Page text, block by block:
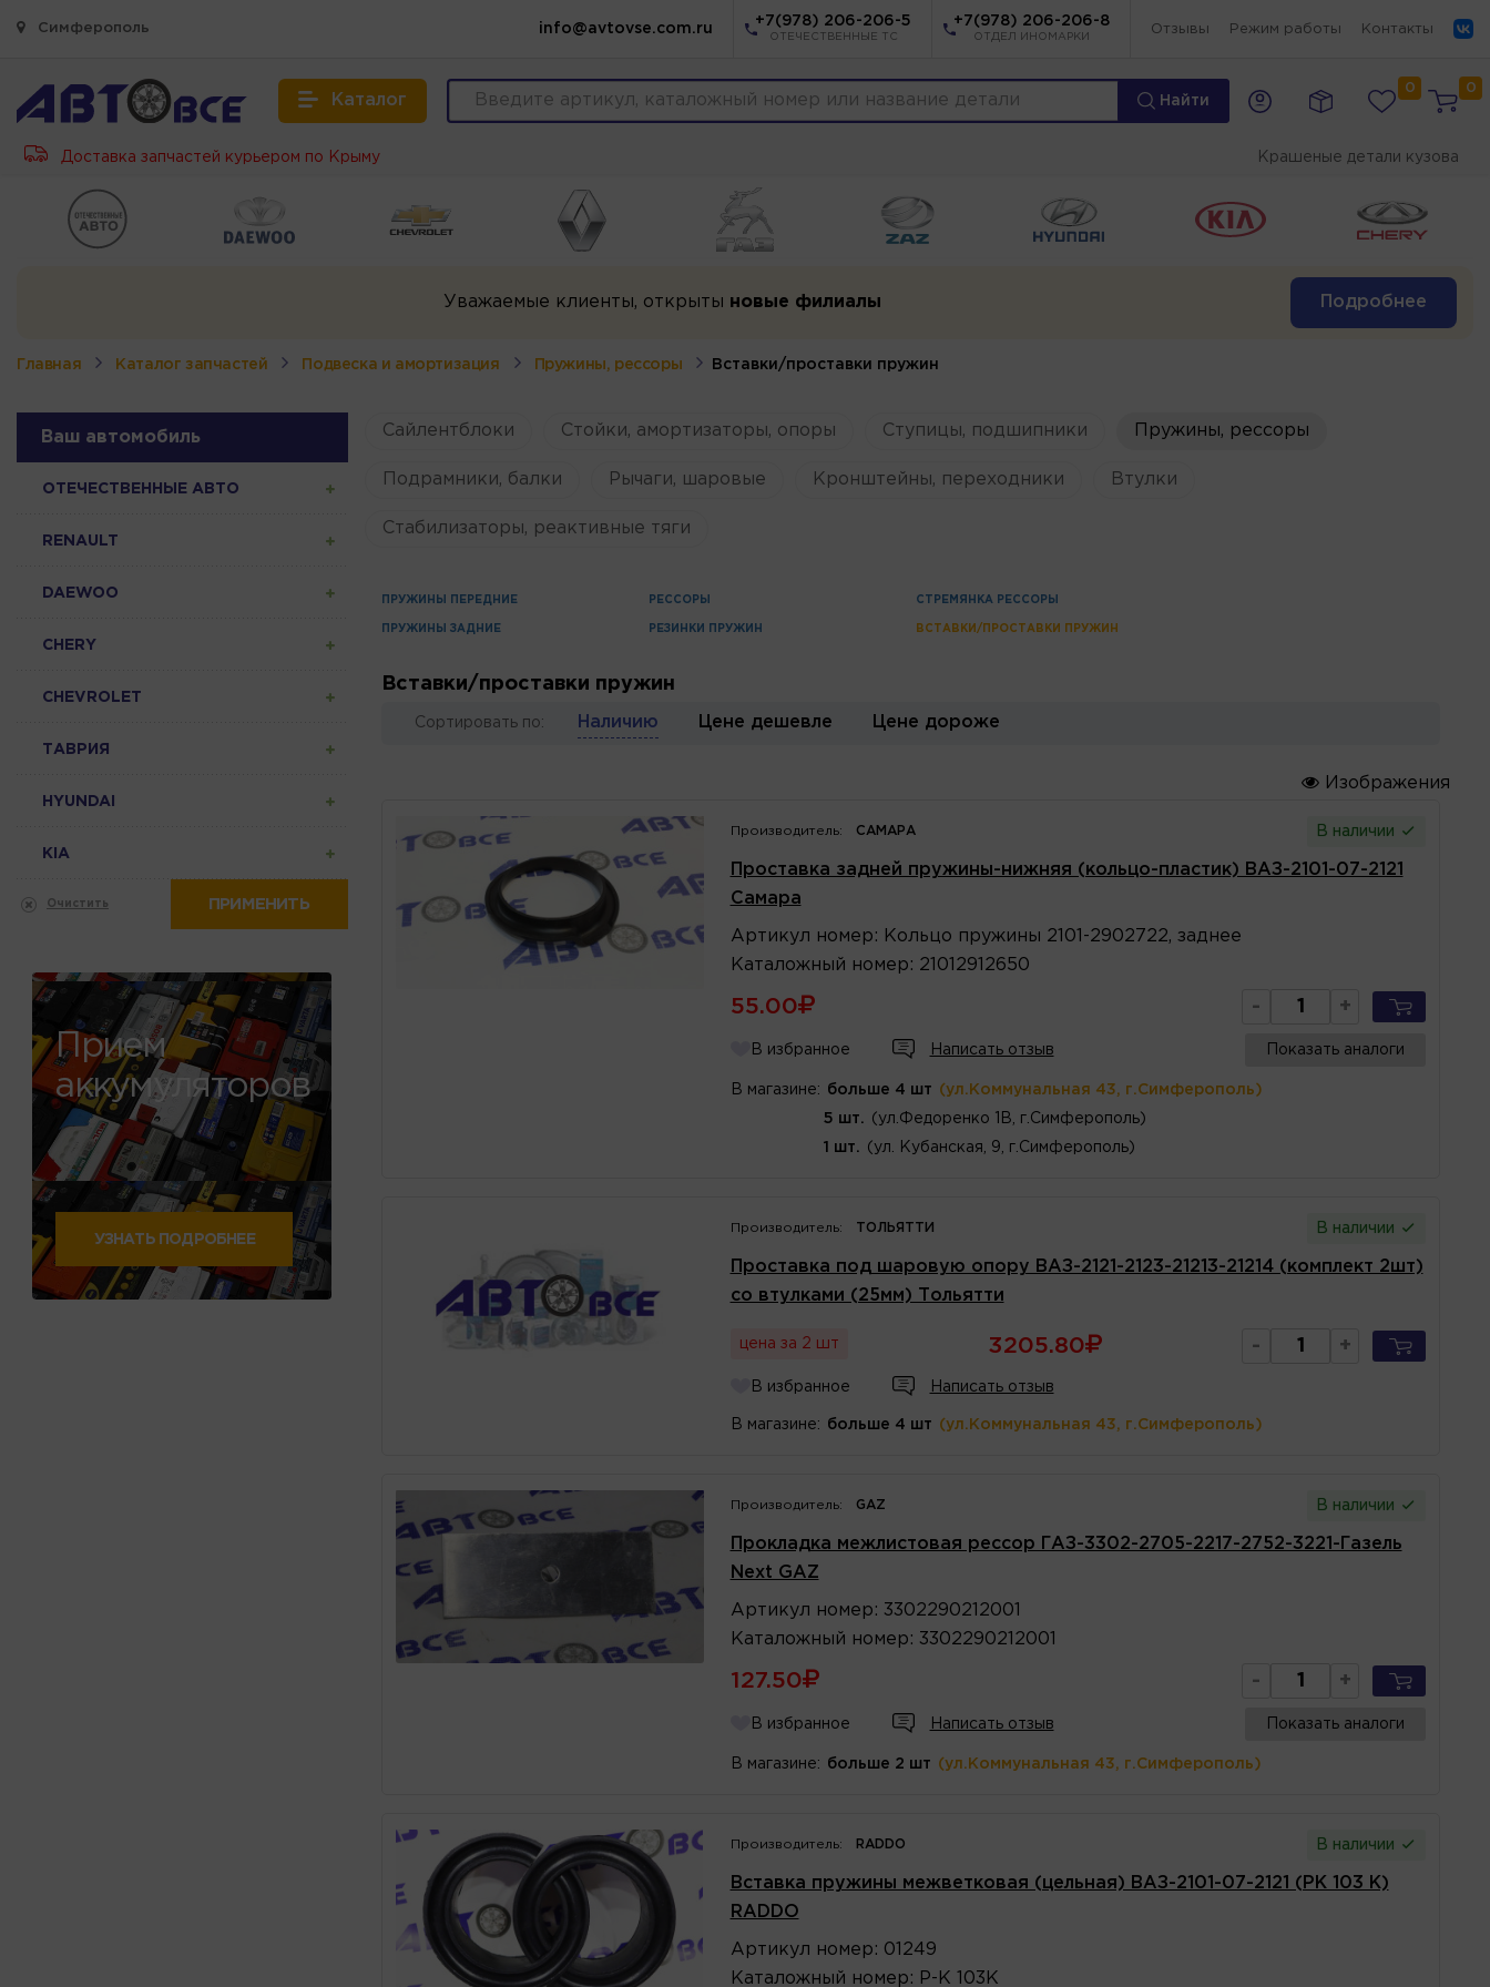
Симферополь info@avtovse.com.ru
+7(978) 206-206-5
ОТЕЧЕСТВЕННЫЕ ТС
+7(978) 206-206-8
ОТДЕЛ ИНОМАРКИ
Отзывы Режим работы Контакты
Каталог Найти
0 0
Доставка запчастей курьером по Крыму Крашеные детали кузова
Уважаемые клиенты, открыты новые филиалы Подробнее
Главная Каталог запчастей Подвеска и амортизация Пружины, рессоры Вставки/проставки пружин
Ваш автомобиль
ОТЕЧЕСТВЕННЫЕ АВТО
RENAULT
DAEWOO
CHERY
CHEVROLET
ТАВРИЯ
HYUNDAI
KIA
Очистить ПРИМЕНИТЬ
Прием
аккумуляторов
УЗНАТЬ ПОДРОБНЕЕ
Сайлентблоки Стойки, амортизаторы, опоры Ступицы, подшипники Пружины, рессоры
Подрамники, балки Рычаги, шаровые Кронштейны, переходники Втулки
Стабилизаторы, реактивные тяги
ПРУЖИНЫ ПЕРЕДНИЕ
ПРУЖИНЫ ЗАДНИЕ
РЕССОРЫ
РЕЗИНКИ ПРУЖИН
СТРЕМЯНКА РЕССОРЫ
ВСТАВКИ/ПРОСТАВКИ ПРУЖИН
Вставки/проставки пружин
Сортировать по: Наличию Цене дешевле Цене дороже
Изображения
Производитель: САМАРА В наличии
Проставка задней пружины-нижняя (кольцо-пластик) ВАЗ-2101-07-2121
Самара
Артикул номер : Кольцо пружины 2101-2902722, заднее
Каталожный номер : 21012912650
55.00 - +
В избранное Написать отзыв Показать аналоги
В магазине: больше 4 шт (ул.Коммунальная 43, г.Симферополь)
5 шт. (ул.Федоренко 1В, г.Симферополь)
1 шт. (ул. Кубанская, 9, г.Симферополь)
Производитель: ТОЛЬЯТТИ В наличии
Проставка под шаровую опору ВАЗ-2121-2123-21213-21214 (комплект 2шт)
со втулками (25мм) Тольятти
цена за 2 шт 3205.80 - +
В избранное Написать отзыв
В магазине: больше 4 шт (ул.Коммунальная 43, г.Симферополь)
Производитель: GAZ В наличии
Прокладка межлистовая рессор ГАЗ-3302-2705-2217-2752-3221-Газель
Next GAZ
Артикул номер : 3302290212001
Каталожный номер : 3302290212001
127.50 - +
В избранное Написать отзыв Показать аналоги
В магазине: больше 2 шт (ул.Коммунальная 43, г.Симферополь)
Производитель: RADDO В наличии
Вставка пружины межветковая (цельная) ВАЗ-2101-07-2121 (РК 103 К)
RADDO
Артикул номер : 01249
Каталожный номер : Р-К 103К